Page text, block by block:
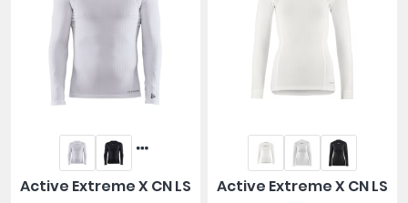
Active Extreme X CN LS
Active Extreme X CN LS